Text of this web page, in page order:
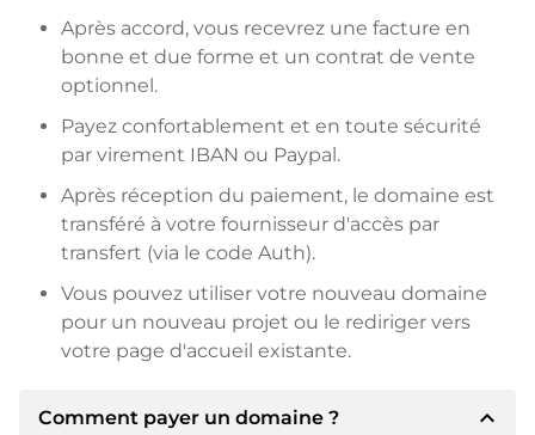
Après accord, vous recevrez une facture en
bonne et due forme et un contrat de vente
optionnel.
Payez confortablement et en toute sécurité
par virement IBAN ou Paypal.
Après réception du paiement, le domaine est
transféré à votre fournisseur d'accès par
transfert (via le code Auth).
Vous pouvez utiliser votre nouveau domaine
pour un nouveau projet ou le rediriger vers
votre page d'accueil existante.
Comment payer un domaine ? expand_less